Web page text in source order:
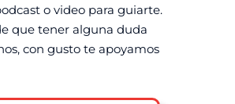
o video para guiarte.
que tener alguna duda
con gusto te apoyamos